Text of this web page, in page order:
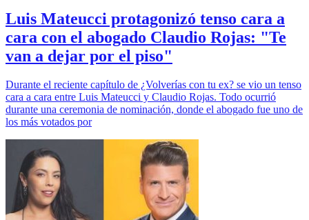
Luis Mateucci protagonizó tenso cara a
cara con el abogado Claudio Rojas: "Te
van a dejar por el piso"
Durante el reciente capítulo de ¿Volverías con tu ex? se vio un tenso
cara a cara entre Luis Mateucci y Claudio Rojas. Todo ocurrió
durante una ceremonia de nominación, donde el abogado fue uno de
los más votados por